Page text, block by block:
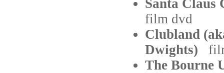
Santa
film dvd
Clubland
Dwights)
The